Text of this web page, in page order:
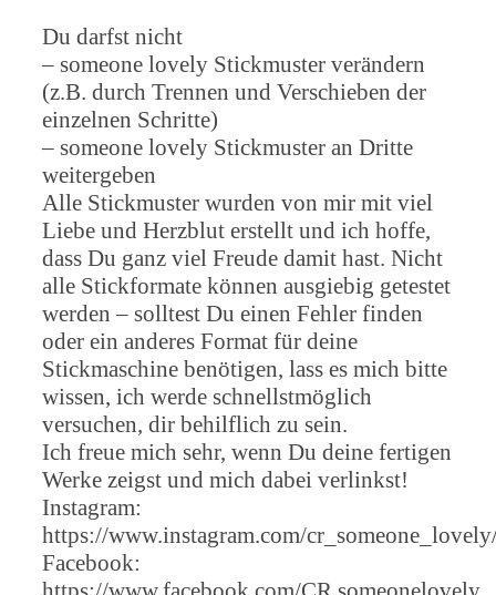
Du darfst nicht
– someone lovely Stickmuster verändern
(z.B. durch Trennen und Verschieben der
einzelnen Schritte)
– someone lovely Stickmuster an Dritte
weitergeben
Alle Stickmuster wurden von mir mit viel
Liebe und Herzblut erstellt und ich hoffe,
dass Du ganz viel Freude damit hast. Nicht
alle Stickformate können ausgiebig getestet
werden – solltest Du einen Fehler finden
oder ein anderes Format für deine
Stickmaschine benötigen, lass es mich bitte
wissen, ich werde schnellstmöglich
versuchen, dir behilflich zu sein.
Ich freue mich sehr, wenn Du deine fertigen
Werke zeigst und mich dabei verlinkst!
Instagram:
https://www.instagram.com/
Facebook: